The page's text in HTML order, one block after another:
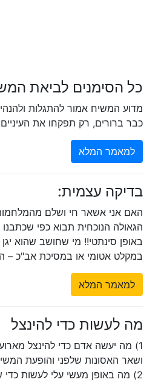
כל הסימנים לביאת
מדוע המשיח אמור להתגלות
כבר ברורים, רק תפקחו את
למאמר המלא
בדיקה עצמית:
האם אני אשאר חי ושלם
הגאולה הנוכחית תבוא כפי שכתבנו
באופן סינתטי!! מי שחושב שהוא
במקלט אטומי או במסיכת אב"כ –
למאמר המלא
מה לעשות כדי להינצל
1) מה יעשה אדם כדי להינצל
ושאר האסונות שלפני והופעת
2) מה באופן מעשי עלי לעשות כדי